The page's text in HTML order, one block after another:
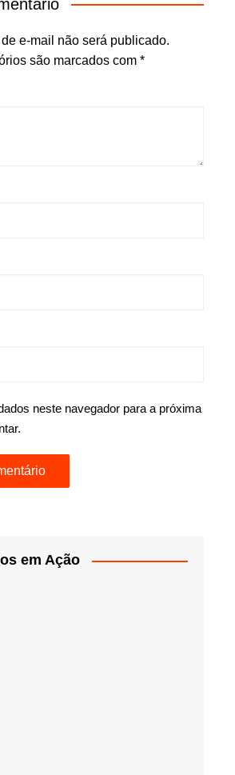
e-mail não será publicado.
são marcados com *
neste navegador para a próxima
em Ação